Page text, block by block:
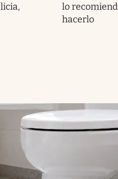
lo
hacerlo